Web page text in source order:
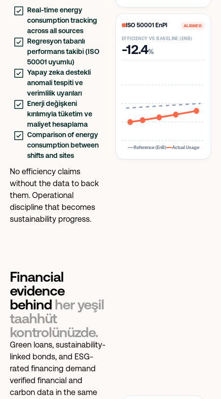
Real-time energy
consumption tracking
across all sources
Regresyon tabanlı
performans takibi (ISO
50001 uyumlu)
Yapay zeka destekli
anomali tespiti ve
verimlilik uyarıları
Enerji değişkeni
kırılımıyla tüketim ve
maliyet hesaplama
Comparison of energy
consumption between
shifts and sites
No efficiency claims
without the data to back
them. Operational
discipline that becomes
sustainability progress.
ISO 50001 EnPI ALIGNED
EFFICIENCY VS BASELINE (ENB)
-12.4%
Reference (EnB) Actual Usage
Financial
evidence
behind her yeşil
taahhüt
kontrolünüzde.
Green loans, sustainability-
linked bonds, and ESG-
rated financing demand
verified financial and
carbon data in the same